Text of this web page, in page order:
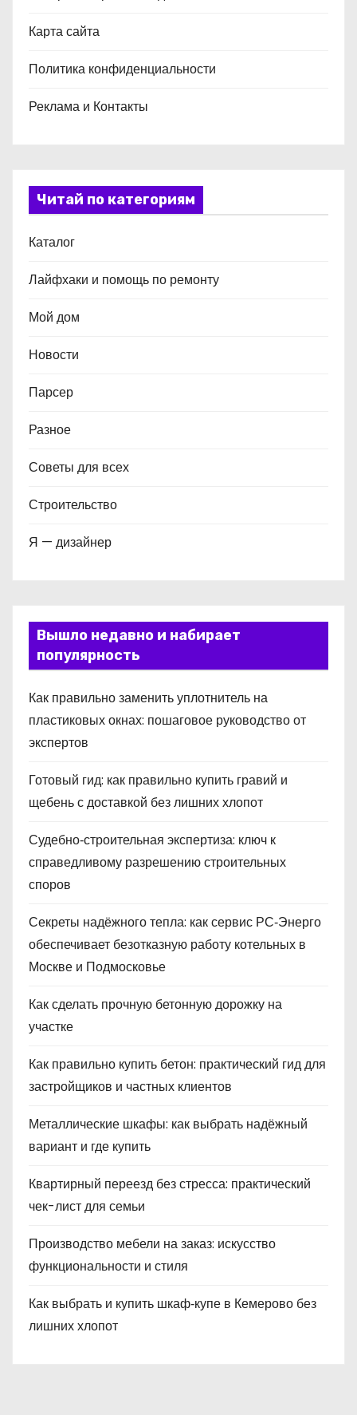
Карта сайта
Политика конфиденциальности
Реклама и Контакты
Читай по категориям
Каталог
Лайфхаки и помощь по ремонту
Мой дом
Новости
Парсер
Разное
Советы для всех
Строительство
Я — дизайнер
Вышло недавно и набирает
популярность
Как правильно заменить уплотнитель на
пластиковых окнах: пошаговое руководство от
экспертов
Готовый гид: как правильно купить гравий и
щебень с доставкой без лишних хлопот
Судебно‑строительная экспертиза: ключ к
справедливому разрешению строительных
споров
Секреты надёжного тепла: как сервис РС‑Энерго
обеспечивает безотказную работу котельных в
Москве и Подмосковье
Как сделать прочную бетонную дорожку на
участке
Как правильно купить бетон: практический гид для
застройщиков и частных клиентов
Металлические шкафы: как выбрать надёжный
вариант и где купить
Квартирный переезд без стресса: практический
чек-лист для семьи
Производство мебели на заказ: искусство
функциональности и стиля
Как выбрать и купить шкаф‑купе в Кемерово без
лишних хлопот